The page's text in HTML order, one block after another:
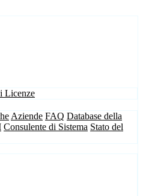
Licenze
Aziende FAQ Database della
Consulente di Sistema Stato del